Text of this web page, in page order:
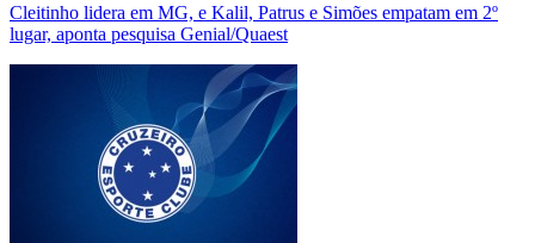
Cleitinho lidera em MG, e Kalil, Patrus e Simões empatam em 2º
lugar, aponta pesquisa Genial/Quaest